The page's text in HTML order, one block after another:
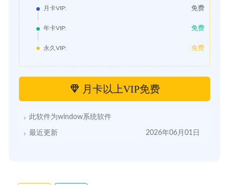
月卡VIP: 免费
年卡VIP: 免费
永久VIP: 免费
月卡以上VIP免费
此软件为window系统软件
最近更新 2026年06月01日